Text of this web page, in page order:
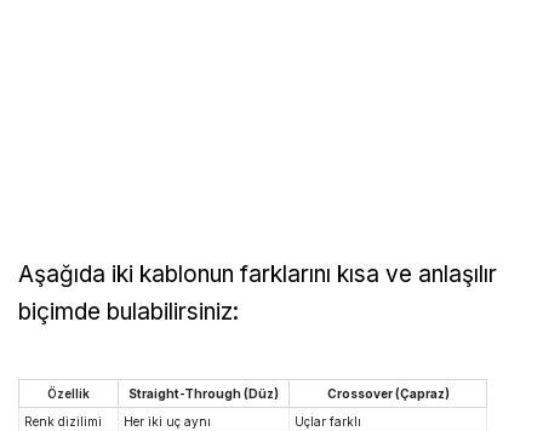
Aşağıda iki kablonun farklarını kısa ve anlaşılır
biçimde bulabilirsiniz:
Özellik Straight-Through (Düz)
Crossover (Çapraz)
Renk dizilimi
Her iki uç aynı
Uçlar farklı